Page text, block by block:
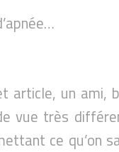
article, un ami,
vue très
ce qu’on